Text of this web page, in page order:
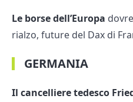
Le borse dell’Europa
rialzo, future del Dax di
GERMANIA
Il cancelliere tedesco